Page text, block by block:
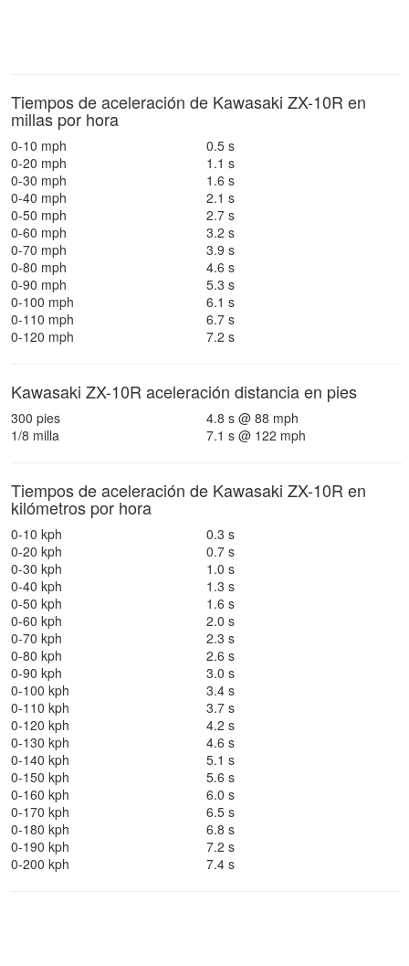
Tiempos de aceleración de Kawasaki ZX-10R en
millas por hora
0-10 mph
0.5 s
0-20 mph
1.1 s
0-30 mph
1.6 s
0-40 mph
2.1 s
0-50 mph
2.7 s
0-60 mph
3.2 s
0-70 mph
3.9 s
0-80 mph
4.6 s
0-90 mph
5.3 s
0-100 mph
6.1 s
0-110 mph
6.7 s
0-120 mph
7.2 s
Kawasaki ZX-10R aceleración distancia en pies
300 pies
4.8 s @ 88 mph
1/8 milla
7.1 s @ 122 mph
Tiempos de aceleración de Kawasaki ZX-10R en
kilómetros por hora
0-10 kph
0.3 s
0-20 kph
0.7 s
0-30 kph
1.0 s
0-40 kph
1.3 s
0-50 kph
1.6 s
0-60 kph
2.0 s
0-70 kph
2.3 s
0-80 kph
2.6 s
0-90 kph
3.0 s
0-100 kph
3.4 s
0-110 kph
3.7 s
0-120 kph
4.2 s
0-130 kph
4.6 s
0-140 kph
5.1 s
0-150 kph
5.6 s
0-160 kph
6.0 s
0-170 kph
6.5 s
0-180 kph
6.8 s
0-190 kph
7.2 s
0-200 kph
7.4 s